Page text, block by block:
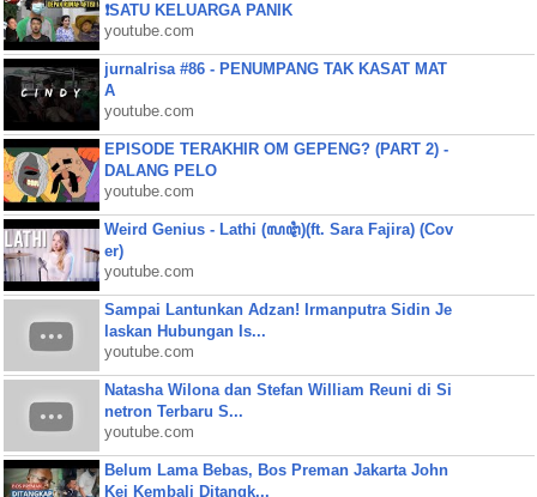
❗SATU KELUARGA PANIK
youtube.com
jurnalrisa #86 - PENUMPANG TAK KASAT MAT
A
youtube.com
EPISODE TERAKHIR OM GEPENG? (PART 2) -
DALANG PELO
youtube.com
Weird Genius - Lathi (ꦭꦛꦶ)(ft. Sara Fajira) (Cov
er)
youtube.com
Sampai Lantunkan Adzan! Irmanputra Sidin Je
laskan Hubungan Is...
youtube.com
Natasha Wilona dan Stefan William Reuni di Si
netron Terbaru S...
youtube.com
Belum Lama Bebas, Bos Preman Jakarta John
Kei Kembali Ditangk...